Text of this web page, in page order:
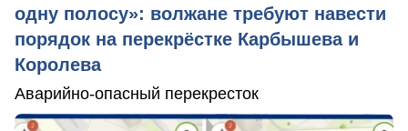
одну полосу»: волжане требуют навести
порядок на перекрёстке Карбышева и
Королева
Аварийно-опасный перекресток